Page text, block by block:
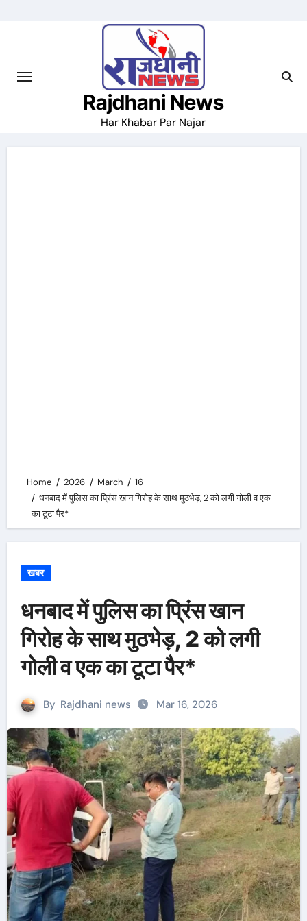
Rajdhani News
Har Khabar Par Najar
Home 2026 March
16
धनबाद में पुलिस का प्रिंस खान गिरोह के साथ मुठभेड़, 2 को लगी गोली व एक
का टूटा पैर*
खबर
धनबाद में पुलिस का प्रिंस खान
गिरोह के साथ मुठभेड़, 2 को लगी
गोली व एक का टूटा पैर*
By Rajdhani news Mar 16, 2026